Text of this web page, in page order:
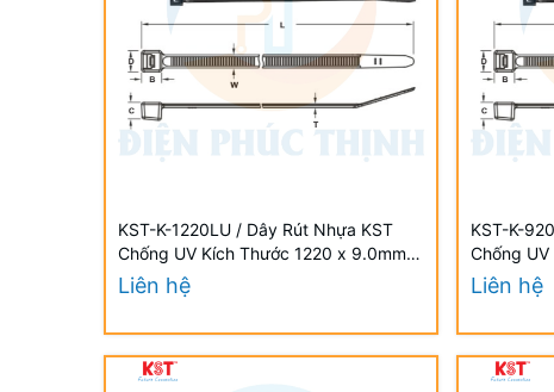
KST-K-1220LU / Dây Rút Nhựa KST
Chống UV Kích Thước 1220 x 9.0mm
(100 Cái/Bịch) - Weather Resistant UV
Liên hệ
KST-K-
Chống
(100 Cái/
Liên hệ